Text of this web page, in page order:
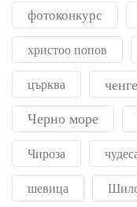
фотоконкурс
христоо попов
църква
Черно море
Чироза
шевица